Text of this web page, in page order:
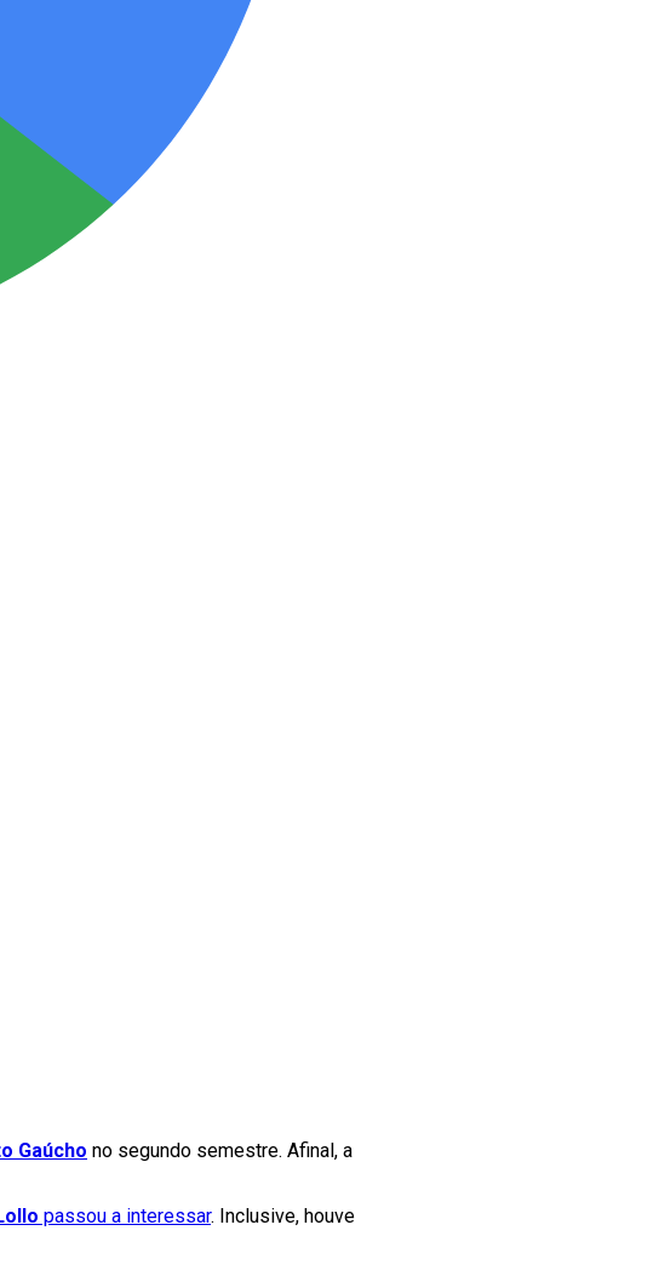
Gaúcho no segundo semestre. Afinal, a
passou a interessar. Inclusive, houve